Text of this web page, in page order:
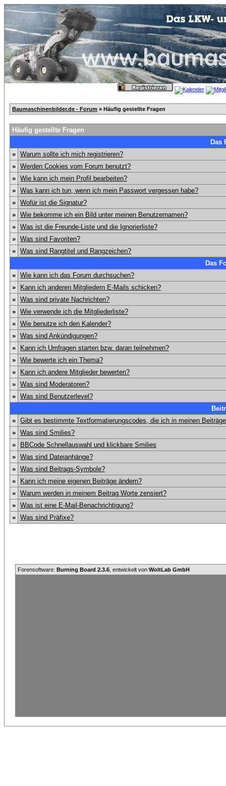
Baumaschinenbilder.de - Forum » Häufig gestellte Fragen
Häufig gestellte Fragen
Das
» Warum sollte ich mich registrieren?
» Werden Cookies vom Forum benutzt?
» Wie kann ich mein Profil bearbeiten?
» Was kann ich tun, wenn ich mein Passwort vergessen habe?
» Wofür ist die Signatur?
» Wie bekomme ich ein Bild unter meinen Benutzernamen?
» Was ist die Freunde-Liste und die Ignorierliste?
» Was sind Favoriten?
» Was sind Rangtitel und Rangzeichen?
Das
» Wie kann ich das Forum durchsuchen?
»
Kann ich anderen Mitgliedern E-Mails schicken?
» Was sind private Nachrichten?
» Wie verwende ich die Mitgliederliste?
» Wie benutze ich den Kalender?
» Was sind Ankündigungen?
»
Kann ich Umfragen starten bzw. daran teilnehmen?
» Wie bewerte ich ein Thema?
»
Kann ich andere Mitglieder bewerten?
» Was sind Moderatoren?
» Was sind Benutzerlevel?
» Gibt es bestimmte Textformatierungscodes, die ich in meinen
» Was sind Smilies?
»
BBCode Schnellauswahl und klickbare Smilies
» Was sind Dateianhänge?
» Was sind Beitrags-Symbole?
»
Kann ich meine eigenen Beiträge ändern?
» Warum werden in meinem Beitrag Worte zensiert?
» Was ist eine E-Mail-Benachrichtigung?
» Was sind Präfixe?
Forensoftware: Burning Board 2.3.6 , entwickelt von WoltLab GmbH